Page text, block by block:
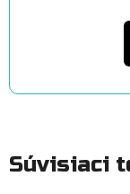
Súvisiaci